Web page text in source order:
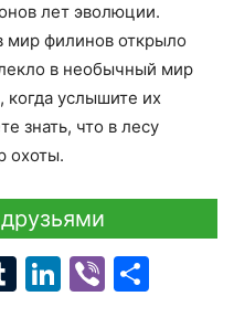
лет эволюции.
мир филинов открыло
в необычный мир
услышите их
знать, что в лесу
охоты.
Tumblr
LinkedIn
Viber